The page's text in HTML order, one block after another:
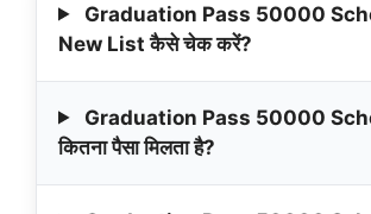
Graduation Pass 50000
New List कैसे चेक करें?
Graduation Pass 50000
कितना पैसा मिलता है?